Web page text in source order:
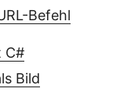
Befehl
C#
Bild